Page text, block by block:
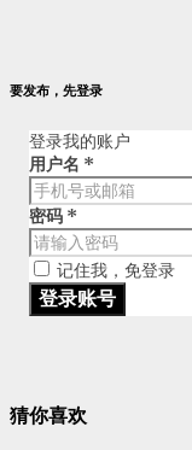
要发布，先登录
登录我的账户
用户名 *
密码 *
记住我，免登录
猜你喜欢